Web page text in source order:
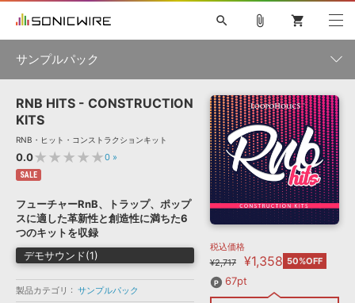
ソフト音源 »
プラグイン・エフェクト »
サンプルパック »
ソフトウェア／ツール »
キャンペーン »
特集 »
ニュースレター »
製品サポート情報 »
DTMガイド » 音楽カード
search
初音ミク NT 鏡音リン・レン V4X 巡音ルカ V4X
MEIKO V3
KAITO V3
TOONTRACK
SPITFIRE AUDIO
VIENNA
EZ DRUMMER 3
ライセンスフリーBGM
ボーカル抜き出し
DUBSTEP
MUTANT
ROUTER.FM
SONOCA
ソフト音源 プラグイン・エフェクト
ソフトウェア／ツール DAW 効果音
attach_file shopping_cart
サンプルパック
製品一覧
ジャンル
メーカー
フォーマット
RNB HITS - CONSTRUCTION
KITS
RNB・ヒット・コンストラクションキット
0.0★★★★★0 »
SALE
フューチャーRnB、トラップ、ポップ
スに適した革新性と創造性に満ちた6
つのキットを収録
デモサウンド(1)
製品カテゴリ
サンプルパック
税込価格
¥2,717
¥1,358 50%OFF
67pt